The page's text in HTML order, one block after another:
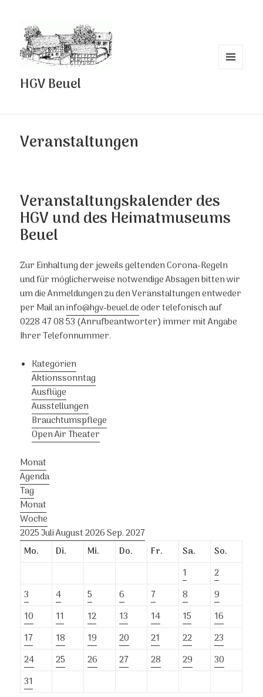
HGV Beuel
Veranstaltungen
Veranstaltungskalender des
HGV und des Heimatmuseums
Beuel
Zur Einhaltung der jeweils geltenden Corona-Regeln
und für möglicherweise notwendige Absagen bitten wir
um die Anmeldungen zu den Veranstaltungen entweder
per Mail aninfo@hgv-beuel.deoder telefonisch auf
0228 47 08 53 (Anrufbeantworter) immer mit Angabe
Ihrer Telefonnummer.
Kategorien
Aktionssonntag
Ausflüge
Ausstellungen
Brauchtumspflege
Open Air Theater
Monat
Agenda
Tag
Monat
Woche
2025JuliAugust 2026Sep.2027
Mo.
Di. Mi. Do. Fr. Sa.
So.
1
2
3
4 5 6 7 8
9
10
11 12 13 14 15
16
17
18 19 20 21 22
23
24
25 26 27 28 29
30
31